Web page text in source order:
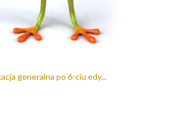
generalna po 6-ciu edy...